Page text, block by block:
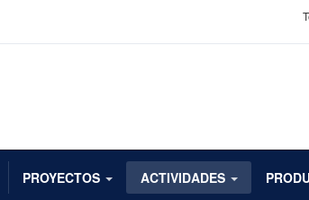
PROYECTOS ACTIVIDADES